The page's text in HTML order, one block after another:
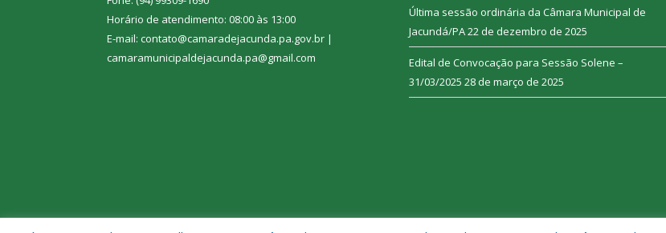
Horário de atendimento: 08:00 às 13:00
E-mail: contato@camaradejacunda.pa.gov.br |
camaramunicipaldejacunda.pa@gmail.com
Última sessão ordinária da Câmara Municipal de
Jacundá/PA22 de dezembro de 2025
Edital de Convocação para Sessão Solene –
31/03/2025 28 de março de 2025